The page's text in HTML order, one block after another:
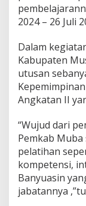
2024 – 26 Juli
Dalam
Kabupaten
utusan
Angkatan II
“Wujud dari
Pemkab
pelatihan
kompetensi,
Banyuasin
jabatannya